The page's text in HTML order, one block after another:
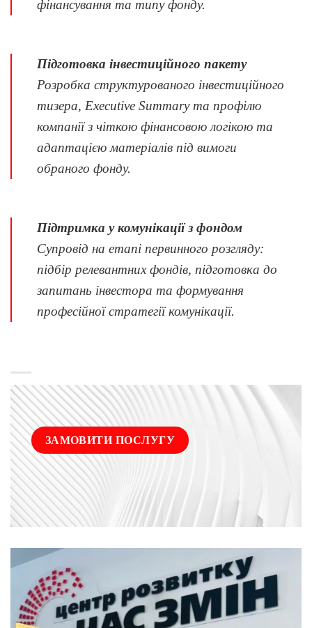
фінансування та типу фонду.
Підготовка інвестиційного пакету
Розробка структурованого інвестиційного
тизера, Executive Summary та профілю
компанії з чіткою фінансовою логікою та
адаптацією матеріалів під вимоги
обраного фонду.
Підтримка у комунікації з фондом
Супровід на етапі первинного розгляду:
підбір релевантних фондів, підготовка до
запитань інвестора та формування
професійної стратегії комунікації.
ЗАМОВИТИ ПОСЛУГУ